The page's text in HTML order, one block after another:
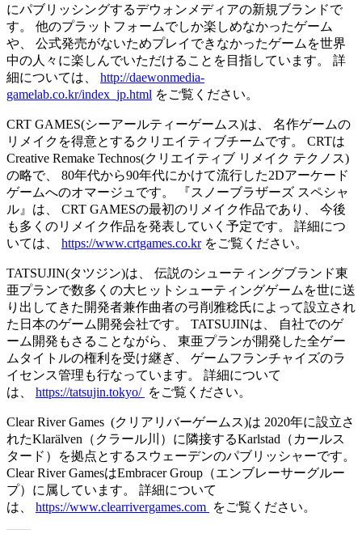
にパブリッシングするデウォンメディアの新規ブランドで
す。 他のプラットフォームでしか楽しめなかったゲーム
や、 公式発売がないためプレイできなかったゲームを世界
中の人々に楽しんでいただけることを目指しています。 詳
細については、 http://daewonmedia-
gamelab.co.kr/index_jp.html をご覧ください。
CRT GAMES(シーアールティーゲームス)は、 名作ゲームの
リメイクを得意とするクリエイティブチームです。 CRTは
Creative Remake Technos(クリエイティブ リメイク テクノス)
の略で、 80年代から90年代にかけて流行した2Dアーケード
ゲームへのオマージュです。 『スノーブラザーズ スペシャ
ル』は、 CRT GAMESの最初のリメイク作品であり、 今後
も多くのリメイク作品を発表していく予定です。 詳細につ
いては、 https://www.crtgames.co.krをご覧ください。
TATSUJIN(タツジン)は、 伝説のシューティングブランド東
亜プランで数多くの大ヒットシューティングゲームを世に送
り出してきた開発者兼作曲者の弓削雅稔氏によって設立され
た日本のゲーム開発会社です。 TATSUJINは、 自社でのゲ
ーム開発もさることながら、 東亜プランが開発した全ゲー
ムタイトルの権利を受け継ぎ、 ゲームフランチャイズのラ
イセンス管理も行なっています。 詳細について
は、 https://tatsujin.tokyo/ をご覧ください。
Clear River Games (クリアリバーゲームス)は 2020年に設立さ
れたKlarälven（クラール川）に隣接するKarlstad（カールス
タード）を拠点とするスウェーデンのパブリッシャーです。
Clear River GamesはEmbracer Group（エンブレーサーグルー
プ）に属しています。 詳細について
は、 https://www.clearrivergames.com をご覧ください。